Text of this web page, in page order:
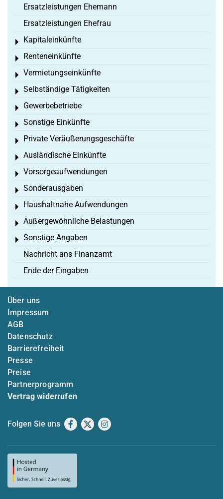
Ersatzleistungen Ehemann
Ersatzleistungen Ehefrau
Kapitaleinkünfte
Toggle menu
Renteneinkünfte
Toggle menu
Vermietungseinkünfte
Toggle menu
Selbständige Tätigkeiten
Toggle menu
Gewerbebetriebe
Toggle menu
Sonstige Einkünfte
Toggle menu
Private Veräußerungsgeschäfte
Toggle menu
Ausländische Einkünfte
Toggle menu
Vorsorgeaufwendungen
Toggle menu
Sonderausgaben
Toggle menu
Haushaltnahe Aufwendungen
Toggle menu
Außergewöhnliche Belastungen
Toggle menu
Sonstige Angaben
Toggle menu
Nachricht ans Finanzamt
Ende der Eingaben
Über uns
Impressum
AGB
Datenschutz
Barrierefreiheit
Presse
Preise
Partnerprogramm
Vertrag widerrufen
Folgen Sie uns Facebook
X Instagram